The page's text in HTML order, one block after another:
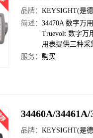
品牌： KEYSIGHT(是
简述： 34470A 数字万
Truevolt 数字万
用表提供三种采
服务： 购买
34460A/
品牌： KEYSIGHT(是